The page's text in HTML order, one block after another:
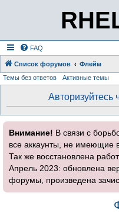
FAQ
Список форумов Флейм
Темы без ответов Активные темы
Авторизуйтесь
Внимание! В связи с
все аккаунты, не имеющие
Так же восстановлена
Апрель 2023: обновлена
форумы, произведена